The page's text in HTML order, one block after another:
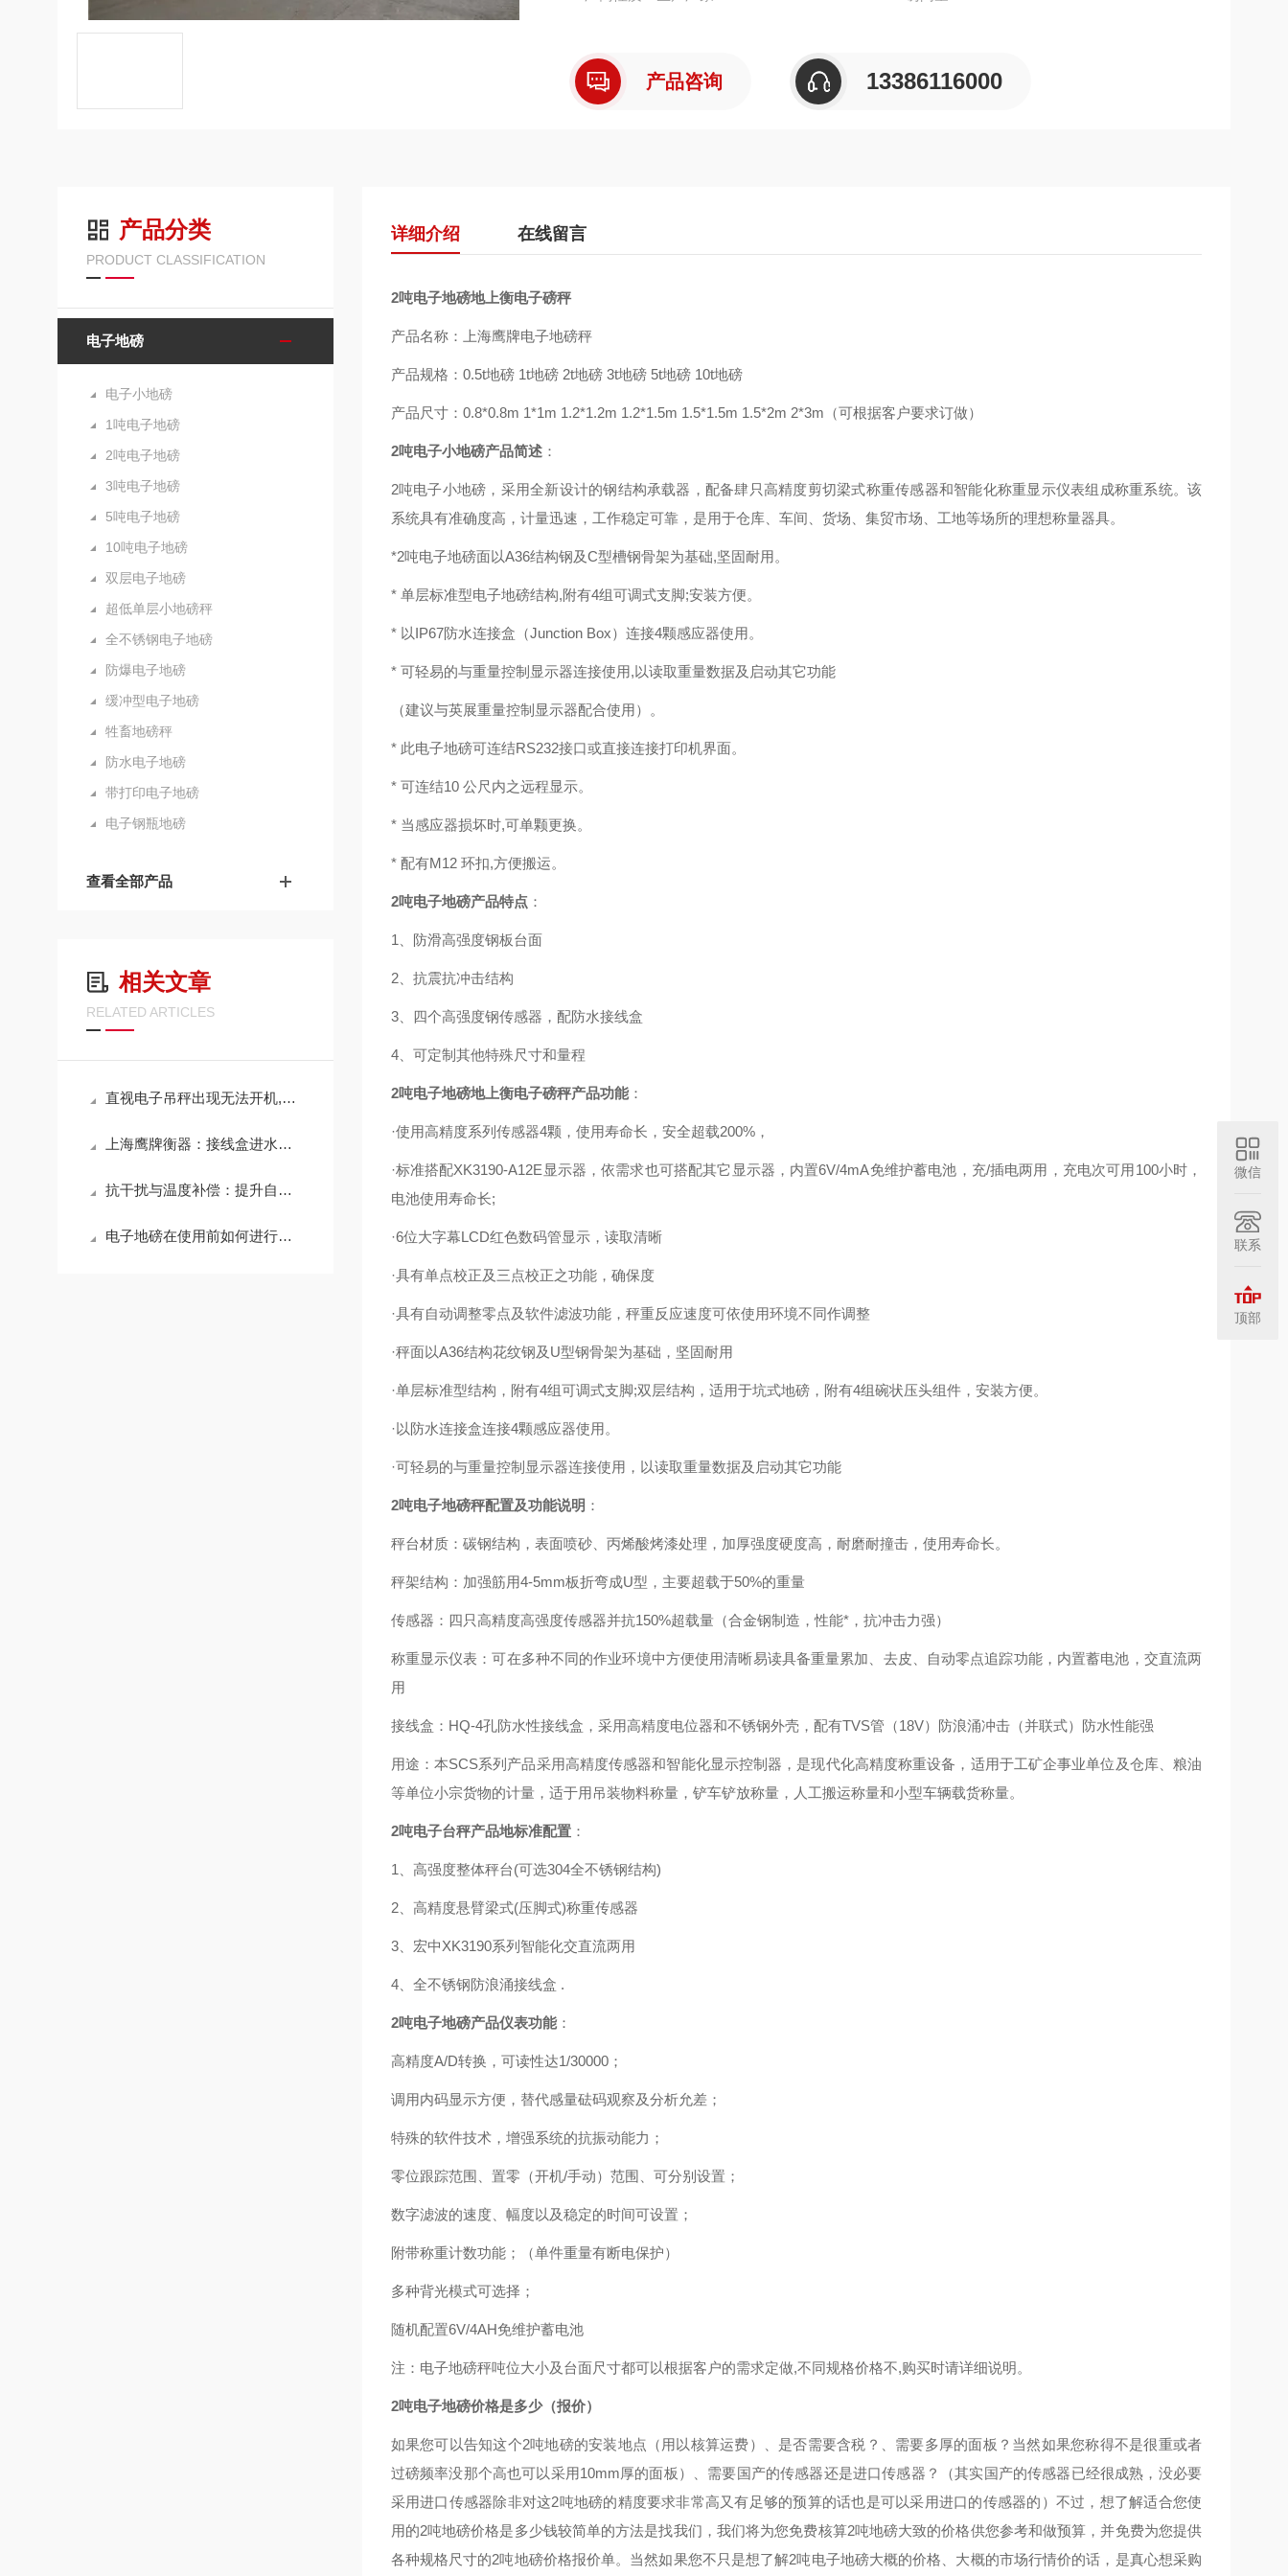
产品咨询 13386116000
产品分类
PRODUCT CLASSIFICATION
电子地磅
电子小地磅
1吨电子地磅
2吨电子地磅
3吨电子地磅
5吨电子地磅
10吨电子地磅
双层电子地磅
超低单层小地磅秤
全不锈钢电子地磅
防爆电子地磅
缓冲型电子地磅
牲畜地磅秤
防水电子地磅
带打印电子地磅
电子钢瓶地磅
查看全部产品
相关文章
RELATED ARTICLES
直视电子吊秤出现无法开机,认为以及设备因素皆有可能
上海鹰牌衡器：接线盒进水而引起的地磅故障要怎么处理？
抗干扰与温度补偿：提升自动称重系统稳定性的关键技术
电子地磅在使用前如何进行调整测试
详细介绍 在线留言
2吨电子地磅地上衡电子磅秤
产品名称：上海鹰牌电子地磅秤
产品规格：0.5t地磅1t地磅2t地磅3t地磅5t地磅10t地磅
产品尺寸：0.8*0.8m 1*1m 1.2*1.2m 1.2*1.5m 1.5*1.5m 1.5*2m 2*3m（可根据客户要求订做）
2吨电子小地磅产品简述：
2吨电子小地磅，采用全新设计的钢结构承载器，配备肆只高精度剪切梁式称重传感器和智能化称重显示仪表组成称重系统。该
系统具有准确度高，计量迅速，工作稳定可靠，是用于仓库、车间、货场、集贸市场、工地等场所的理想称量器具。
*2吨电子地磅面以A36结构钢及C型槽钢骨架为基础,坚固耐用。
* 单层标准型电子地磅结构,附有4组可调式支脚;安装方便。
* 以IP67防水连接盒（Junction Box）连接4颗感应器使用。
* 可轻易的与重量控制显示器连接使用,以读取重量数据及启动其它功能
（建议与英展重量控制显示器配合使用）。
* 此电子地磅可连结RS232接口或直接连接打印机界面。
* 可连结10 公尺内之远程显示。
* 当感应器损坏时,可单颗更换。
* 配有M12 环扣,方便搬运。
2吨电子地磅产品特点 ：
1、防滑高强度钢板台面
2、抗震抗冲击结构
3、四个高强度钢传感器，配防水接线盒
4、可定制其他特殊尺寸和量程
2吨电子地磅地上衡电子磅秤产品功能：
·使用高精度系列传感器4颗，使用寿命长，安全超载200%，
·标准搭配XK3190-A12E显示器，依需求也可搭配其它显示器，内置6V/4mA免维护蓄电池，充/插电两用，充电次可用100小时，
电池使用寿命长;
·6位大字幕LCD红色数码管显示，读取清晰
·具有单点校正及三点校正之功能，确保度
·具有自动调整零点及软件滤波功能，秤重反应速度可依使用环境不同作调整
·秤面以A36结构花纹钢及U型钢骨架为基础，坚固耐用
·单层标准型结构，附有4组可调式支脚;双层结构，适用于坑式地磅，附有4组碗状压头组件，安装方便。
·以防水连接盒连接4颗感应器使用。
·可轻易的与重量控制显示器连接使用，以读取重量数据及启动其它功能
2吨电子地磅秤配置及功能说明 ：
秤台材质：碳钢结构，表面喷砂、丙烯酸烤漆处理，加厚强度硬度高，耐磨耐撞击，使用寿命长。
秤架结构：加强筋用4-5mm板折弯成U型，主要超载于50%的重量
传感器：四只高精度高强度传感器并抗150%超载量（合金钢制造，性能*，抗冲击力强）
称重显示仪表：可在多种不同的作业环境中方便使用清晰易读具备重量累加、去皮、自动零点追踪功能，内置蓄电池，交直流两
用
接线盒：HQ-4孔防水性接线盒，采用高精度电位器和不锈钢外壳，配有TVS管（18V）防浪涌冲击（并联式）防水性能强
用途：本SCS系列产品采用高精度传感器和智能化显示控制器，是现代化高精度称重设备，适用于工矿企事业单位及仓库、粮油
等单位小宗货物的计量，适于用吊装物料称量，铲车铲放称量，人工搬运称量和小型车辆载货称量。
2吨电子台秤产品地标准配置：
1、高强度整体秤台(可选304全不锈钢结构)
2、高精度悬臂梁式(压脚式)称重传感器
3、宏中XK3190系列智能化交直流两用
4、全不锈钢防浪涌接线盒 .
2吨电子地磅产品仪表功能：
高精度A/D转换，可读性达1/30000；
调用内码显示方便，替代感量砝码观察及分析允差；
特殊的软件技术，增强系统的抗振动能力；
零位跟踪范围、置零（开机/手动）范围、可分别设置；
数字滤波的速度、幅度以及稳定的时间可设置；
附带称重计数功能；（单件重量有断电保护）
多种背光模式可选择；
随机配置6V/4AH免维护蓄电池
注：电子地磅秤吨位大小及台面尺寸都可以根据客户的需求定做,不同规格价格不,购买时请详细说明。
2吨电子地磅价格是多少（报价）
如果您可以告知这个2吨地磅的安装地点（用以核算运费）、是否需要含税？、需要多厚的面板？当然如果您称得不是很重或者
过磅频率没那个高也可以采用10mm厚的面板）、需要国产的传感器还是进口传感器？（其实国产的传感器已经很成熟，没必要
采用进口传感器除非对这2吨地磅的精度要求非常高又有足够的预算的话也是可以采用进口的传感器的）不过，想了解适合您使
用的2吨地磅价格是多少钱较简单的方法是找我们，我们将为您免费核算2吨地磅大致的价格供您参考和做预算，并免费为您提供
各种规格尺寸的2吨地磅价格报价单。当然如果您不只是想了解2吨电子地磅大概的价格、大概的市场行情价的话，是真心想采购
微信
联系
顶部